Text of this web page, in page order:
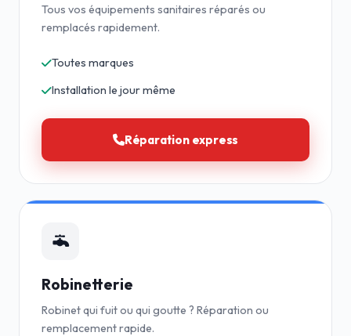
Tous vos équipements sanitaires réparés ou
remplacés rapidement.
Toutes marques
Installation le jour même
Réparation express
Robinetterie
Robinet qui fuit ou qui goutte ? Réparation ou
remplacement rapide.